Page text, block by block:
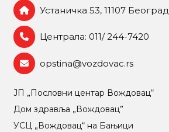
Устаничка 53, 11107 Београд
Централа: 011/ 244-7420
opstina@vozdovac.rs
ЈП „Пословни центар Вождовац“
Дом здравља „Вождовац”
УСЦ „Вождовац“ на Бањици